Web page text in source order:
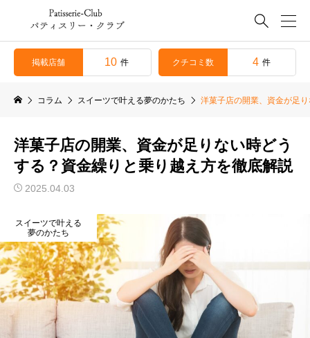

掲載店舗 10 件 クチコミ数 4 件
コラム スイーツで叶える夢のかたち 洋菓子店の開業、資金が足
洋菓子店の開業、資金が足りない時どう
する？資金繰りと乗り越え方を徹底解説
2025.04.03
スイーツで叶える
夢のかたち